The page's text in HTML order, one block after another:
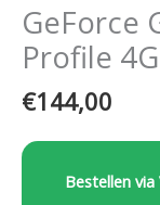
GeForce
Profile 4G
€144,00
Bestellen via